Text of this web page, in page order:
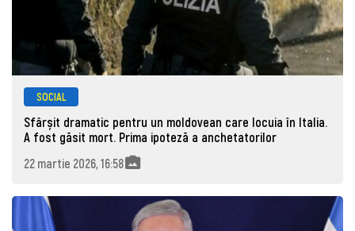
SOCIAL
Sfârșit dramatic pentru un moldovean care locuia în Italia.
A fost găsit mort. Prima ipoteză a anchetatorilor
22 martie 2026, 16:58